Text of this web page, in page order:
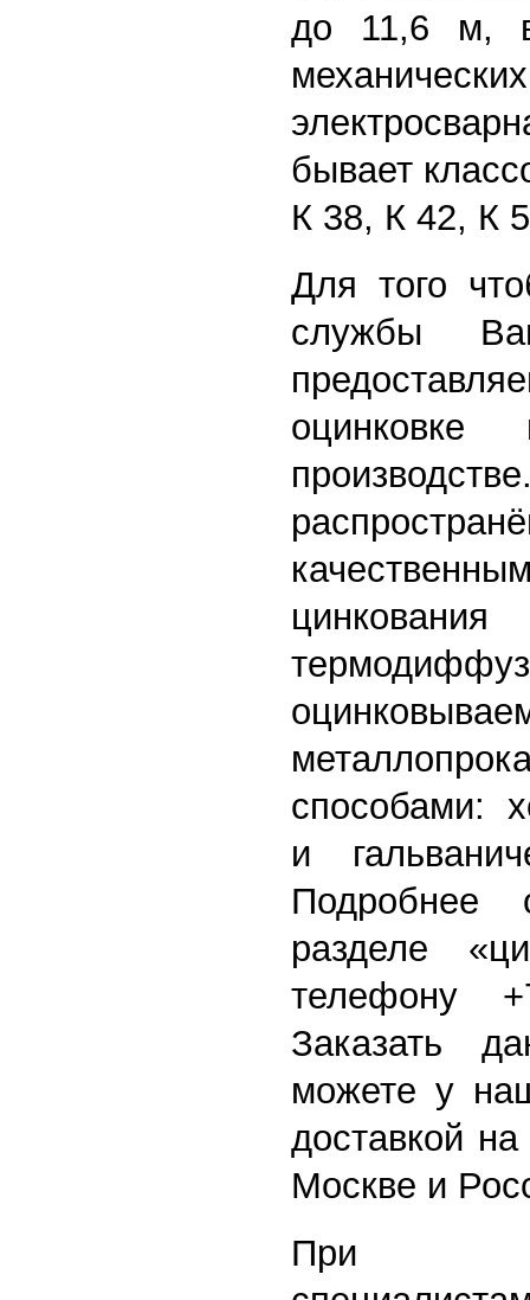
до 11,6 м,
бывает
К 38, К 42, К
Для того
службы
оцинковке
способами:
и
Подробнее
разделе
телефону
Заказать
можете у
доставкой
Москве и
При